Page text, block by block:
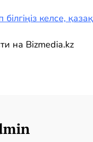
келсе,
на Bizmedia.kz